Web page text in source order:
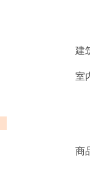
建
室
商